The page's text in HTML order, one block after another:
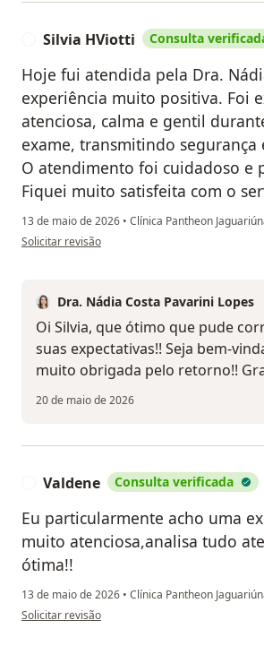
Silvia HViotti Consulta
Hoje fui atendida pela Dra.
experiência muito positiva. Foi
atenciosa, calma e gentil
exame, transmitindo segurança
O atendimento foi cuidadoso e
Fiquei muito satisfeita com o
13 de maio de 2026 • Clínica Pantheon
na opinião do utilizador Silvia HViotti
Solicitar revisão
Dra. Nádia Costa Pavarini Lopes
Oi Silvia, que ótimo que pude
suas expectativas!! Seja bem-
muito obrigada pelo retorno!!
20 de maio de 2026
Valdene Consulta verificada
Eu particularmente acho uma
muito atenciosa,analisa tudo
ótima!!
13 de maio de 2026 • Clínica Pantheon
na opinião do utilizador Valdene
Solicitar revisão